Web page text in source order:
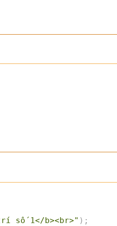
số 1</b><br>" ) ;